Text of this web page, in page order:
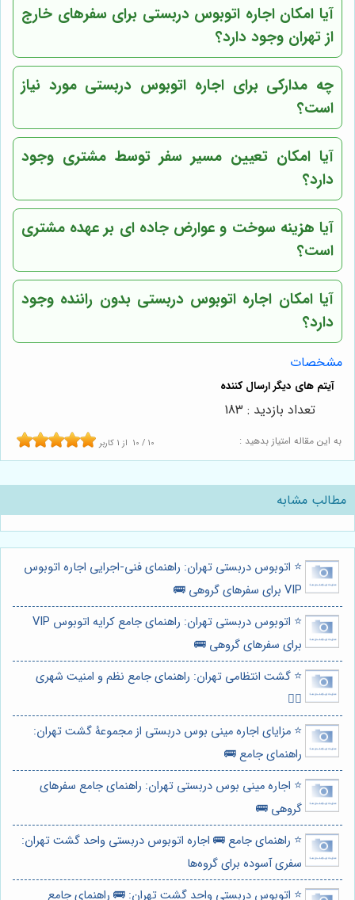
آیا امکان اجاره اتوبوس دربستی برای سفرهای خارج
از تهران وجود دارد؟
چه مدارکی برای اجاره اتوبوس دربستی مورد نیاز
است؟
آیا امکان تعیین مسیر سفر توسط مشتری وجود
دارد؟
آیا هزینه سوخت و عوارض جاده ای بر عهده مشتری
است؟
آیا امکان اجاره اتوبوس دربستی بدون راننده وجود
دارد؟
مشخصات
به این مقاله امتیاز بدهید : 10 / 10 از 1 کاربر
تعداد بازدید : 183
مطالب مشابه
⭐️ اتوبوس دربستی تهران: راهنمای فنی-اجرایی اجاره اتوبوس
VIP برای سفرهای گروهی 🚌
⭐️ اتوبوس دربستی تهران: راهنمای جامع کرایه اتوبوس VIP
برای سفرهای گروهی 🚌
⭐️ گشت انتظامی تهران: راهنمای جامع نظم و امنیت شهری
👮‍♂️
⭐️ مزایای اجاره مینی بوس دربستی از مجموعۀ گشت تهران:
راهنمای جامع 🚌
⭐️ اجاره مینی بوس دربستی تهران: راهنمای جامع سفرهای
گروهی 🚌
⭐️ راهنمای جامع 🚌 اجاره اتوبوس دربستی واحد گشت تهران:
سفری آسوده برای گروه‌ها
⭐️ اتوبوس دربستی واحد گشت تهران: 🚌 راهنمای جامع